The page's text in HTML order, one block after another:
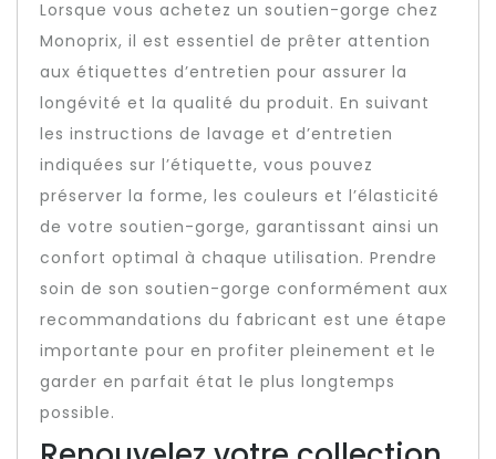
Lorsque vous achetez un soutien-gorge chez
Monoprix, il est essentiel de prêter attention
aux étiquettes d’entretien pour assurer la
longévité et la qualité du produit. En suivant
les instructions de lavage et d’entretien
indiquées sur l’étiquette, vous pouvez
préserver la forme, les couleurs et l’élasticité
de votre soutien-gorge, garantissant ainsi un
confort optimal à chaque utilisation. Prendre
soin de son soutien-gorge conformément aux
recommandations du fabricant est une étape
importante pour en profiter pleinement et le
garder en parfait état le plus longtemps
possible.